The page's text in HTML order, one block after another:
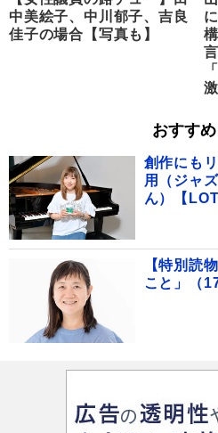
中美絵子、中川郁子、吉良
佳子の場合【写真も】
おすすめ
創作にも
用（ジャ
ん）【
【特別読
こと」（